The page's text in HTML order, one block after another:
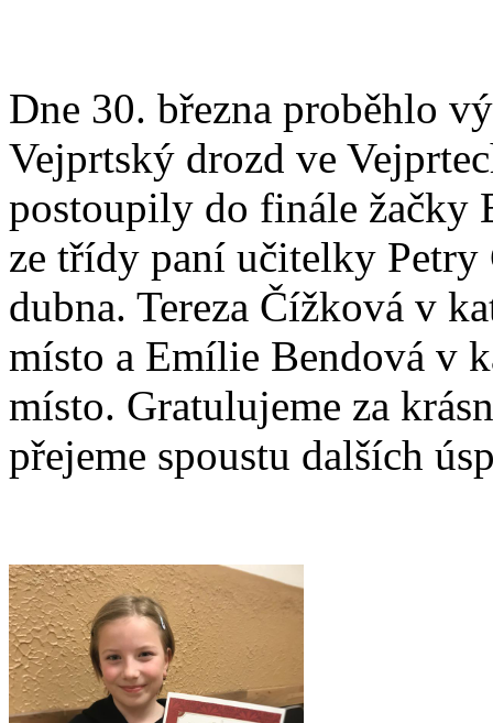
Dne 30. března proběhlo
Vejprtský drozd ve
postoupily do finále žačky
ze třídy paní učitelky
dubna. Tereza Čížková v
místo a Emílie Bendová v
místo. Gratulujeme za
přejeme spoustu dalších